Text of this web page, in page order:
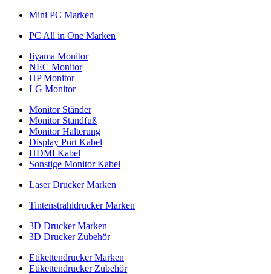
Mini PC Marken
PC All in One Marken
Iiyama Monitor
NEC Monitor
HP Monitor
LG Monitor
Monitor Ständer
Monitor Standfuß
Monitor Halterung
Display Port Kabel
HDMI Kabel
Sonstige Monitor Kabel
Laser Drucker Marken
Tintenstrahldrucker Marken
3D Drucker Marken
3D Drucker Zubehör
Etikettendrucker Marken
Etikettendrucker Zubehör